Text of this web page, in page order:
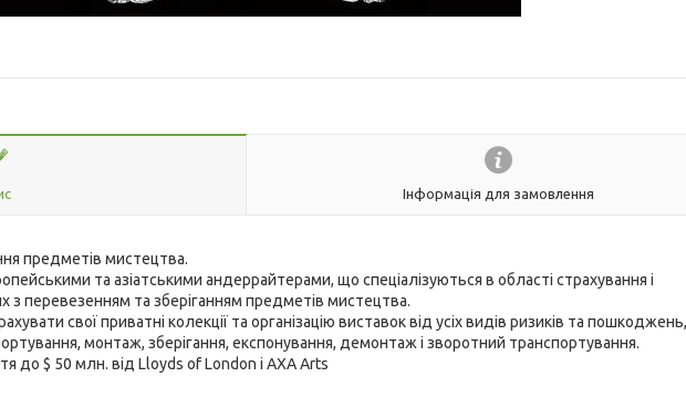
Інформація для замовлення
предметів мистецтва.
та азіатськими андеррайтерами, що спеціалізуються в області страхування і
з перевезенням та зберіганням предметів мистецтва.
свої приватні колекції та організацію виставоквід усіх видів ризиків та
монтаж, зберігання, експонування, демонтаж і зворотний транспортування.
до $ 50 млн. від Lloyds of London і AXA Arts